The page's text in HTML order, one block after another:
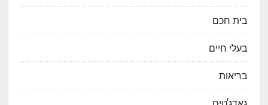
בית חכם
בעלי חיים
בריאות